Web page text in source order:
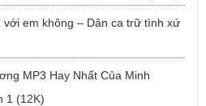
với em không – Dân ca trữ tình xứ
MP3 Hay Nhất Của Minh
1 (12K)